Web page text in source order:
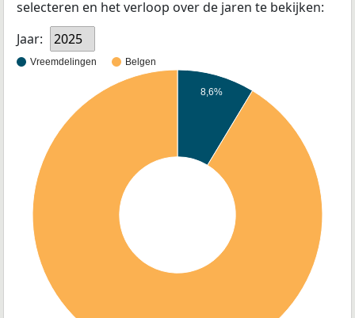
selecteren en het verloop over de jaren te bekijken:
Jaar:
2025
Vreemdelingen Belgen
8,6%